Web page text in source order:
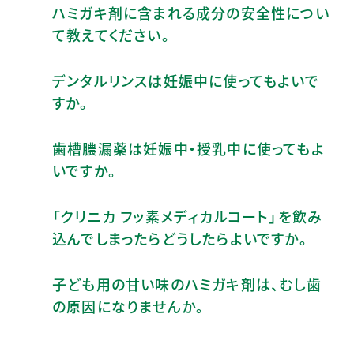
ハミガキ剤に含まれる成分の安全性につい
て教えてください。
デンタルリンスは妊娠中に使ってもよいで
すか。
歯槽膿漏薬は妊娠中・授乳中に使ってもよ
いですか。
「クリニカ フッ素メディカルコート」を飲み
込んでしまったらどうしたらよいですか。
子ども用の甘い味のハミガキ剤は、むし歯
の原因になりませんか。